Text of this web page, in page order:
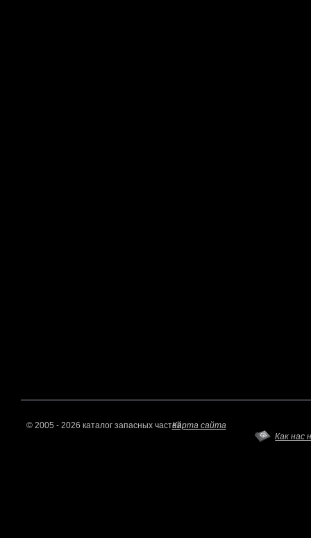
© 2005 - 2026 каталог запасных частей.Карта сайта
Как нас